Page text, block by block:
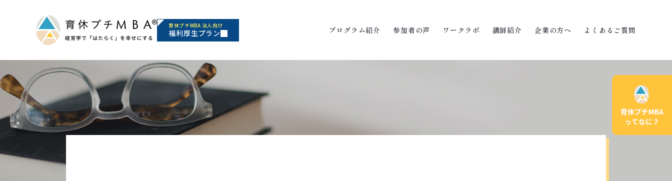
育休プチMBA 法人向け
福利厚生プラン プログラム紹介 参加者の声 ワークラボ 講師紹介 企業の方へ よくあるご質問